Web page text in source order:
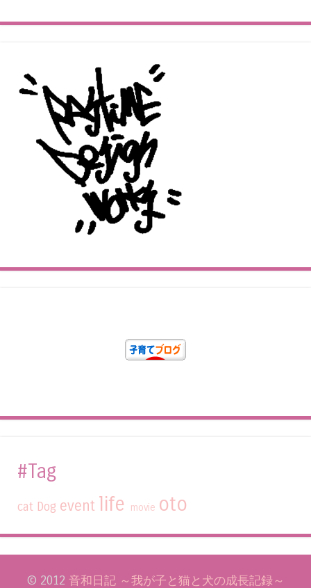
#Tag
cat Dog event life movie oto
© 2012 音和日記 ～我が子と猫と犬の成長記録～